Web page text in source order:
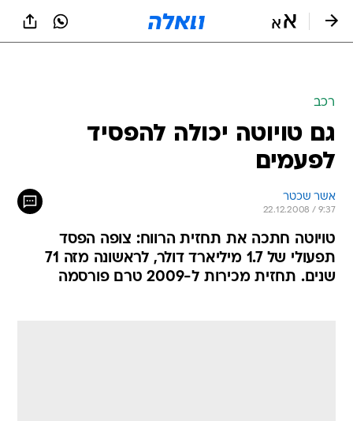
רכב
גם טויוטה יכולה להפסיד
לפעמים
אשר שכטר
22.12.2008 / 9:37
טויוטה חתכה את תחזית הרווח: צופה הפסד
תפעולי של 1.7 מיליארד דולר, לראשונה מזה 71
שנים. תחזית מכירות ל-2009 טרם פורסמה